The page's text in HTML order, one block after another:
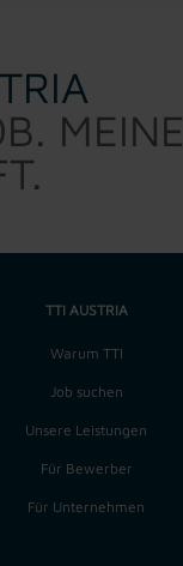
MEINE
TTI AUSTRIA
Warum TTI
Job suchen
Unsere Leistungen
Für Bewerber
Für Unternehmen